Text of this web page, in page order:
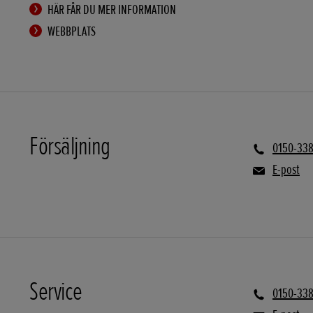
HÄR FÅR DU MER INFORMATION
WEBBPLATS
Försäljning
0150-
E-post
Service
0150-